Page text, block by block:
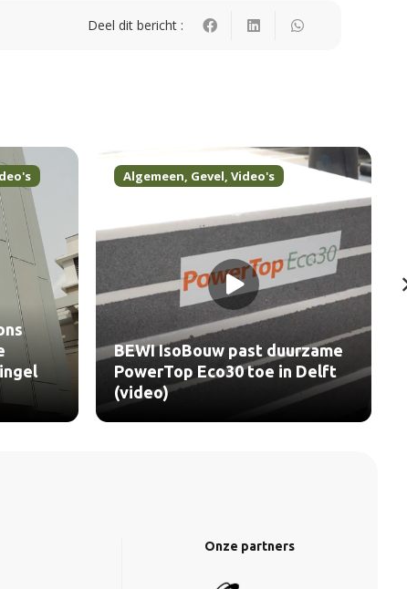
Deel dit bericht :
Algemeen, Gevel, Video's
BEWI IsoBouw past duurzame
PowerTop Eco30 toe in Delft
(video)
Onze partners